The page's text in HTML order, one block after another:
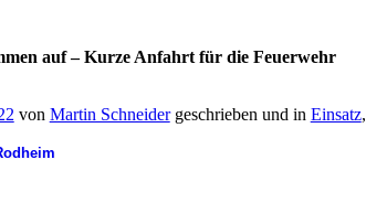
auf – Kurze Anfahrt für die Feuerwehr
von Martin Schneidergeschrieben und in Einsatz,